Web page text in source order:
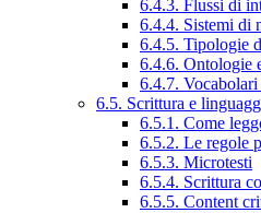
6.4.3. Flussi di
6.4.4. Sistemi di
6.4.5. Tipologie
6.4.6. Ontologie
6.4.7.
6.5. Scrittura e
6.5.1. Come
6.5.2. Le regole
6.5.3. Microtesti
6.5.4. Scrittura
6.5.5. Content